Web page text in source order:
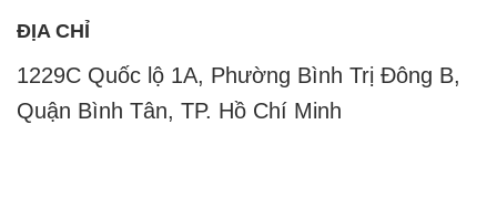
ĐỊA CHỈ
1229C Quốc lộ 1A, Phường Bình Trị Đông B,
Quận Bình Tân, TP. Hồ Chí Minh